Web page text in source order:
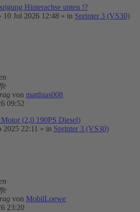
Hinterachse unten !?
10 Jul 2026 12:48 » in Sprinter 3 (VS30)
von matthias008
09:52
(2,0 190PS Diesel)
2025 22:11 » in Sprinter 3 (VS30)
von MobilLoewe
23:20